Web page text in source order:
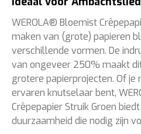
WEROLA® Bloemist
maken van (grote) papieren
verschillende vormen. De
van ongeveer 250% maakt
grotere papierprojecten. Of je
ervaren knutselaar bent,
Crêpepapier Struik Groen
duurzaamheid die nodig zijn